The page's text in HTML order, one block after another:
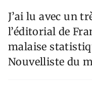
J’ai lu avec un
l’éditorial de
malaise
Nouvelliste du